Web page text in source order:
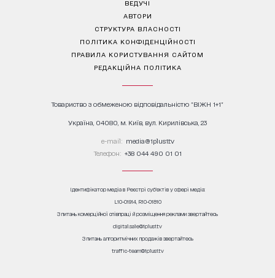
ВЕДУЧІ
АВТОРИ
СТРУКТУРА ВЛАСНОСТІ
ПОЛІТИКА КОНФІДЕНЦІЙНОСТІ
ПРАВИЛА КОРИСТУВАННЯ САЙТОМ
РЕДАКЦІЙНА ПОЛІТИКА
Товариство з обмеженою відповідальністю "ВІЖН 1+1"
Україна, 04080, м. Київ, вул. Кирилівська, 23
е-mail: media@1plus1.tv
Телефон: +38 044 490 01 01
Ідентифікатор медіа в Реєстрі суб’єктів у сфері медіа:
L10-01914, R10-01810
З питань комерційної співпраці й розміщення реклами звертайтесь
digital.sale@1plus1.tv
З питань алгоритмічних продажів звертайтесь
traffic-team@1plus1.tv